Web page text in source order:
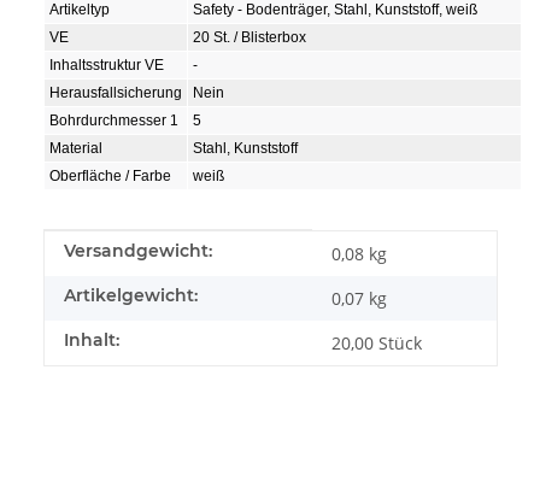
Artikeltyp
Safety - Bodenträger, Stahl, Kunststoff, weiß
VE
20 St. / Blisterbox
Inhaltsstruktur VE
-
Herausfallsicherung
Nein
Bohrdurchmesser 1
5
Material
Stahl, Kunststoff
Oberfläche / Farbe
weiß
Produkteigenschaft
Wert
Versandgewicht: 0,08 kg
Artikelgewicht: 0,07 kg
Inhalt: 20,00 Stück